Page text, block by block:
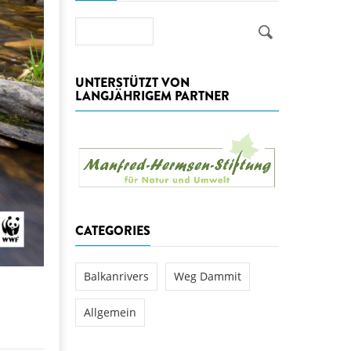
Ulog verursacht
DAMMIT
für den Kamp: Aus für
im Kamptal
WEG DAMMIT
UNTERSTÜTZT VON
LANGJÄHRIGEM PARTNER
CATEGORIES
Balkanrivers Weg Dammit
Allgemein